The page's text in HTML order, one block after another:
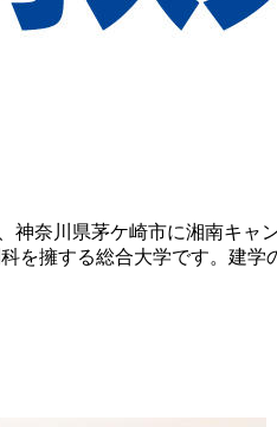
奈川県茅ケ崎市に湘南キ
を擁する総合大学です。建